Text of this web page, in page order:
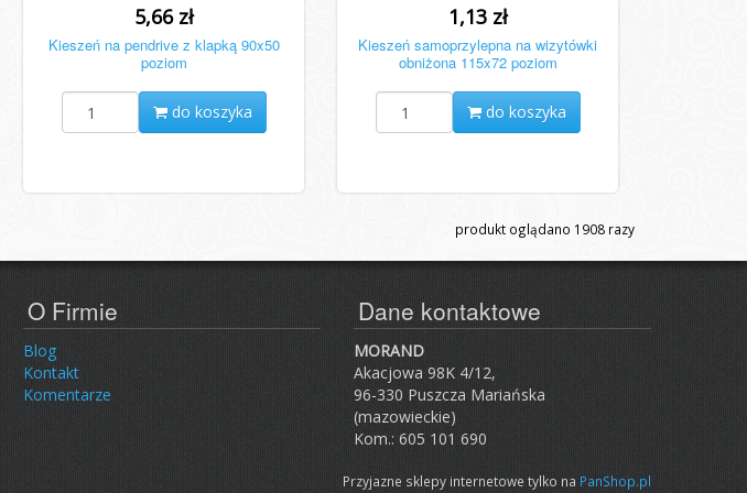
5,66 zł
Kieszeń na pendrive z klapką 90x50
poziom
do koszyka
1,13 zł
Kieszeń samoprzylepna na wizytówki
obniżona 115x72 poziom
do koszyka
produkt oglądano 1908 razy
O Firmie
Blog
Kontakt
Komentarze
Dane kontaktowe
MORAND
Akacjowa 98K 4/12,
96-330 Puszcza Mariańska
(mazowieckie)
Kom.: 605 101 690
Przyjazne sklepy internetowe tylko na PanShop.pl